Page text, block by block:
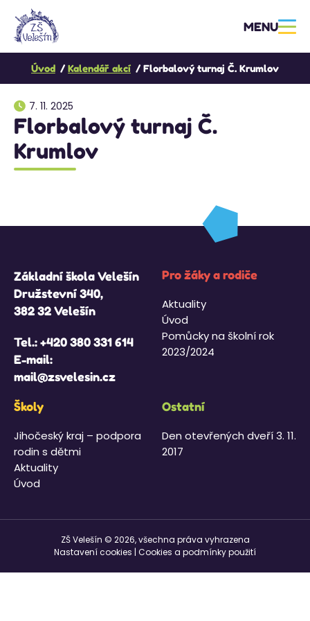
MENU
Úvod Kalendář akcí Florbalový turnaj Č. Krumlov
7. 11. 2025
Florbalový turnaj Č.
Krumlov
Základní škola Velešín
Družstevní 340,
382 32 Velešín
Tel.:+420 380 331 614
E-mail:
mail@zsvelesin.cz
Pro žáky a rodiče
Aktuality
Úvod
Pomůcky na školní rok
2023/2024
Školy
Jihočeský kraj – podpora
rodin s dětmi
Aktuality
Úvod
Ostatní
Den otevřených dveří 3. 11.
2017
ZŠ Velešín © 2026, všechna práva vyhrazena
Nastavení cookies Cookies a podmínky použití